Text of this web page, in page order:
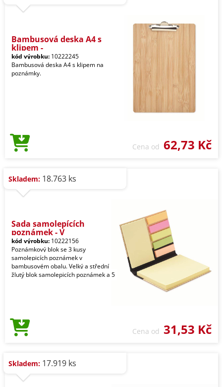
Bambusová deska A4 s
klipem -
kód výrobku: 10222245
Bambusová deska A4 s klipem na
poznámky.
Cena od 62,73 Kč
Skladem: 18.763 ks
Sada samolepících
poznámek - V
kód výrobku: 10222156
Poznámkový blok se 3 kusy
samolepicích poznámek v
bambusovém obalu. Velký a střední
žlutý blok samolepicích poznámek a 5
Cena od 31,53 Kč
Skladem: 17.919 ks